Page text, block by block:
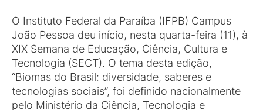
O Instituto Federal da Paraíba (IFPB) Campus
João Pessoa deu início, nesta quarta-feira (11), à
XIX Semana de Educação, Ciência, Cultura e
Tecnologia (SECT). O tema desta edição,
“Biomas do Brasil: diversidade, saberes e
tecnologias sociais”, foi definido nacionalmente
pelo Ministério da Ciência, Tecnologia e